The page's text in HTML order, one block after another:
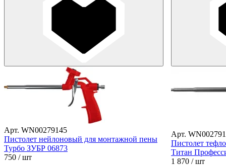
Арт. WN00279145
Пистолет нейлоновый для монтажной пены
Турбо ЗУБР 06873
750 / шт
Арт.
Пистолет
Титан
1 870 / шт